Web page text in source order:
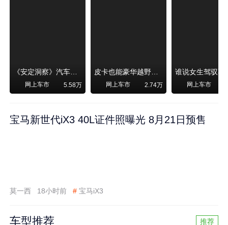
《安定洞察》汽车烧不烧油，和石油安全无关！
网上车市 5.58万
皮卡也能豪华越野！纵横F700上市，限时卖29.99万起
网上车市 2.74万 网上车市
宝马新世代iX3 40L证件照曝光 8月21日预售
莫一西 18小时前 # 宝马iX3
车型推荐 推荐